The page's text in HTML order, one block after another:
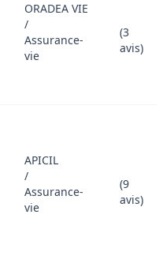
ORADEA VIE
/
Assurance-
vie
(3
avis)
APICIL
/
Assurance-
vie
(9
avis)